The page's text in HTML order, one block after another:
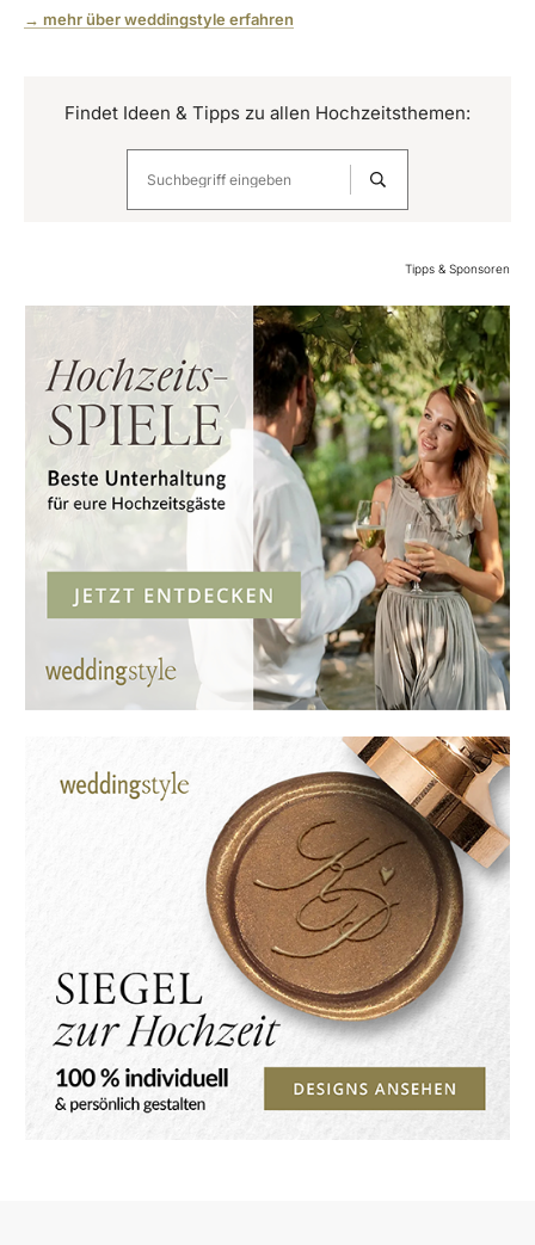
→ mehr über weddingstyle erfahren
Findet Ideen & Tipps zu allen Hochzeitsthemen:
Tipps & Sponsoren